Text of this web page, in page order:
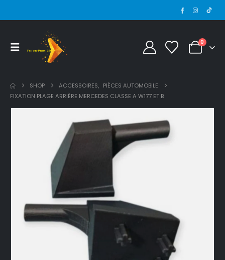
0
SHOP ACCESSOIRES, PIÈCES AUTOMOBILE
FIXATION PLAGE ARRIÈRE MERCEDES CLASSE A W177 ET B